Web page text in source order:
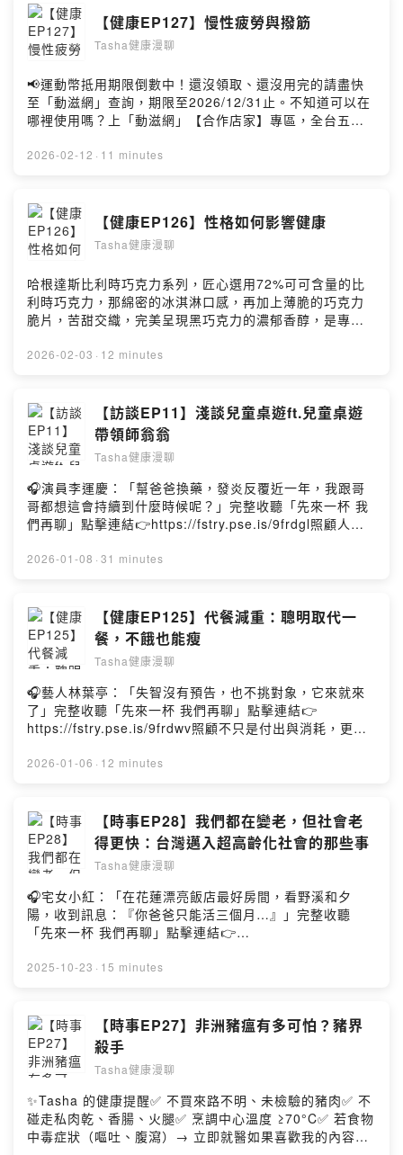
力！歡迎follow IG、FB有更多圖文資訊：）🌱Tasha IG
🌱Tasha FB🌱Tasha獨家服務項目🌱白袍團隊當你的健康
後援☕️贊助Tasha繼續製作節目Powered by Firstory
【健康EP127】慢性疲勞與撥筋
Tasha健康漫聊
📢運動幣抵用期限倒數中！還沒領取、還沒用完的請盡快
至「動滋網」查詢，期限至2026/12/31止。不知道可以在
哪裡使用嗎？上「動滋網」【合作店家】專區，全台五千
https://fstry.pse.is/9epcyf—— 以上為 FMTaiwan 與
協助放鬆如果喜歡我的內容請給我五顆星～您的支持就是
我的動力！歡迎follow IG、FB有更多圖文資訊：）🌱
Tasha健康管理IG🌱Tasha健康管理FB🌱Tasha獨家服務
Powered by Firstory Hosting
2026-02-12 · 11 minutes
【健康EP126】性格如何影響健康
Tasha健康漫聊
哈根達斯比利時巧克力系列，匠心選用72%可可含量的比
利時巧克力，那綿密的冰淇淋口感，再加上薄脆的巧克力
脆片，苦甜交織，完美呈現黑巧克力的濃郁香醇，是專屬
—— 以上為 Firstory Podcast 廣告 ——✨本集重點：✅
生病風險真的比較高✅不是改個性，而是找到「適合你個性
的健康照顧方式」如果喜歡我的內容請給我五顆星～您的
支持就是我的動力！歡迎follow IG、FB有更多圖文資
訊：）🌱Tasha健康管理IG🌱Tasha健康管理FB🌱Tasha
獨家服務項目🌱白袍團隊當你的健康後援☕️贊助Tasha繼續
製作節目Powered by Firstory Hosting
2026-02-03 · 12 minutes
【訪談EP11】淺談兒童桌遊ft.兒童桌遊
帶領師翁翁
Tasha健康漫聊
🎧演員李運慶：「幫爸爸換藥，發炎反覆近一年，我跟哥
哥都想這會持續到什麼時候呢？」完整收聽「先來一杯 我
們再聊」點擊連結👉https://fstry.pse.is/9frdgl照顧人生
在照顧困境掙扎。—— 以上為 Firstory Podcast 廣告
給我五顆星～您的支持就是我的動力！歡迎follow IG、FB
有更多圖文資訊：）🌱Tasha健康管理IG🌱Tasha健康管
理FB🌱Tasha獨家服務項目🌱白袍團隊當你的健康後援☕️
贊助Tasha繼續製作節目Powered by Firstory Hosting
2026-01-08 · 31 minutes
【健康EP125】代餐減重：聰明取代一
餐，不餓也能瘦
Tasha健康漫聊
🎧藝人林葉亭：「失智沒有預告，也不挑對象，它來就來
了」完整收聽「先來一杯 我們再聊」點擊連結👉
https://fstry.pse.is/9frdwv照顧不只是付出與消耗，更是
以上為 Firstory Podcast 廣告 ——✨本集重點：✅代餐的
的支持就是我的動力！歡迎follow IG、FB有更多圖文資
訊：）🌱Tasha健康管理IG🌱Tasha健康管理FB🌱Tasha
獨家服務項目🌱白袍團隊當你的健康後援☕️贊助Tasha繼續
製作節目Powered by Firstory Hosting
2026-01-06 · 12 minutes
【時事EP28】我們都在變老，但社會老
得更快：台灣邁入超高齡化社會的那些事
Tasha健康漫聊
🎧宅女小紅：「在花蓮漂亮飯店最好房間，看野溪和夕
陽，收到訊息：『你爸爸只能活三個月…』」完整收聽
「先來一杯 我們再聊」點擊連結👉
一場在時間流逝前，與至親、與自己最深沉的和解。——
——65 歲以上人口超過 20%2️⃣ 日本的現在＝台灣的未來
日本高齡人口近 30%，從醫療、就業到生活照護，都是台
灣十年後的縮影。3️⃣ 三個世代的壓力圖鑑👶 30–40歲：夾
心世代，夾在育兒與照護之間。🧑‍💼 40–50歲：中年轉型
期，得學新技能、顧老又顧小。👴 50歲以上：延後退休潮
來襲，「老而能工」成新常態。4️⃣ 我們能做的事提早規劃
多軌人生、投資健康、擁抱科技、參與公共議題。健康，
就是最穩定的退休基金。5️⃣ 關鍵思考：變老不是退化，而
2025-10-23 · 15 minutes
【時事EP27】非洲豬瘟有多可怕？豬界
殺手
Tasha健康漫聊
✨Tasha 的健康提醒✅ 不買來路不明、未檢驗的豬肉✅ 不
碰走私肉乾、香腸、火腿✅ 烹調中心溫度 ≥70°C✅ 若食物
中毒症狀（嘔吐、腹瀉）→ 立即就醫如果喜歡我的內容請